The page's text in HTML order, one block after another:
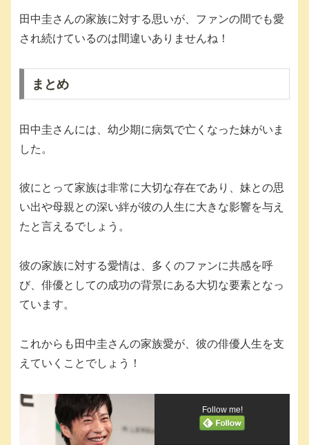
田中圭さんの家族に対する思いが、ファンの間でも愛
され続けているのは間違いありませんね！
まとめ
田中圭さんには、幼少期に病気で亡くなった妹がいま
した。
彼にとって家族は非常に大切な存在であり、妹との思
い出や母親との深い絆が彼の人生に大きな影響を与え
たと言えるでしょう。
彼の家族に対する愛情は、多くのファンに共感を呼
び、俳優としての成功の背景にある大切な要素となっ
ています。
これからも田中圭さんの家族愛が、彼の俳優人生を支
えていくことでしょう！
Follow me!